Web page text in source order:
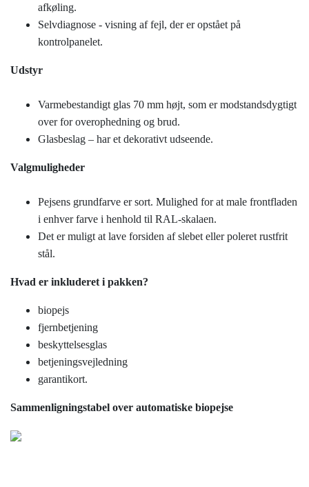
afkøling.
Selvdiagnose - visning af fejl, der er opstået på
kontrolpanelet.
Udstyr
Varmebestandigt glas 70 mm højt, som er modstandsdygtigt
over for overophedning og brud.
Glasbeslag – har et dekorativt udseende.
Valgmuligheder
Pejsens grundfarve er sort. Mulighed for at male frontfladen
i enhver farve i henhold til RAL-skalaen.
Det er muligt at lave forsiden af ​​slebet eller poleret rustfrit
stål.
Hvad er inkluderet i pakken?
biopejs
fjernbetjening
beskyttelsesglas
betjeningsvejledning
garantikort.
Sammenligningstabel over automatiske biopejse